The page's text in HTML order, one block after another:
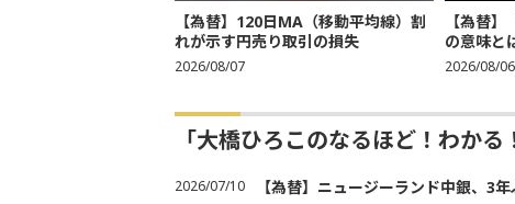
【為替】120日MA（移動平均線）割
れが示す円売り取引の損失
2026/08/07
【為替
の意味と
2026/08/06
「大橋ひろこのなるほど！わか
2026/07/10 【為替】ニュージーランド中銀、3